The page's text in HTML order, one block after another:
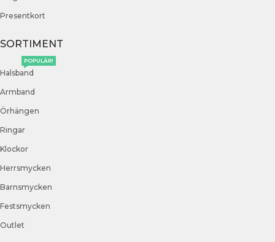
Presentkort
SORTIMENT
Halsband
POPULÄR!
Armband
Örhängen
Ringar
Klockor
Herrsmycken
Barnsmycken
Festsmycken
Outlet